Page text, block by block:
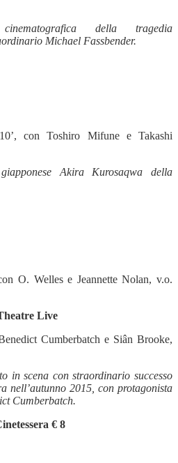
della tragedia
Michael Fassbender.
con Toshiro Mifune e Takashi
Akira Kurosaqwa della
O. Welles e Jeannette Nolan, v.o.
Live
Cumberbatch e Siân Brooke,
in scena con straordinario successo
nell’autunno 2015, con protagonista
Cumberbatch.
€ 8